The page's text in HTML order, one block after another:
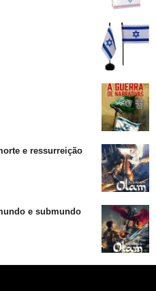
e ressurreição
e submundo